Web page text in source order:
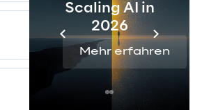
Scaling AI in
2026
Mehr erfahren